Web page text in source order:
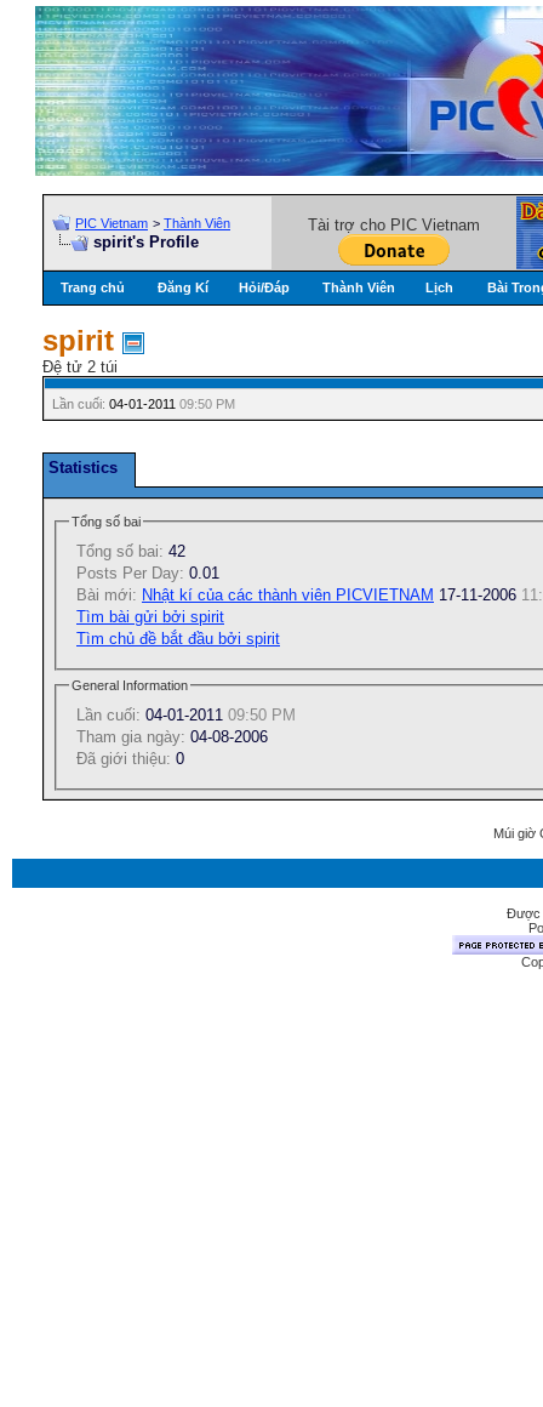
PIC Vietnam > Thành Viên
spirit's Profile
Tài trợ cho PIC Vietnam
Trang chủ Đăng Kí Hỏi/Ðáp Thành Viên Lịch Bài
spirit
Đệ tử 2 túi
Lần cuối: 04-01-2011 09:50 PM
Statistics
Tổng số bai
Tổng số bai: 42
Posts Per Day: 0.01
Bài mới: Nhật kí của các thành viên PICVIETNAM 17-11-2006
Tìm bài gửi bởi spirit
Tìm chủ đề bắt đầu bởi spirit
General Information
Lần cuối: 04-01-2011 09:50 PM
Tham gia ngày: 04-08-2006
Ðã giới thiệu: 0
Múi giờ
Được